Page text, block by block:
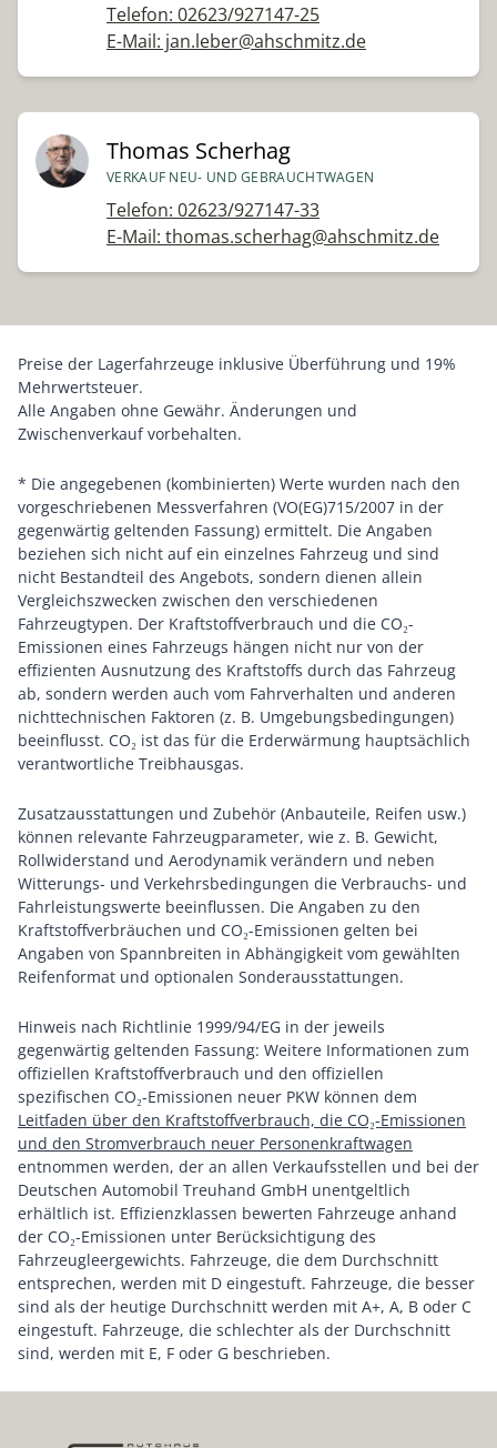
Telefon: 02623/927147-25
E-Mail: jan.leber@ahschmitz.de
Thomas Scherhag
VERKAUF NEU- UND GEBRAUCHTWAGEN
Telefon: 02623/927147-33
E-Mail: thomas.scherhag@ahschmitz.de
Preise der Lagerfahrzeuge inklusive Überführung und 19%
Mehrwertsteuer.
Alle Angaben ohne Gewähr. Änderungen und
Zwischenverkauf vorbehalten.
* Die angegebenen (kombinierten) Werte wurden nach den
vorgeschriebenen Messverfahren (VO(EG)715/2007 in der
gegenwärtig geltenden Fassung) ermittelt. Die Angaben
beziehen sich nicht auf ein einzelnes Fahrzeug und sind
nicht Bestandteil des Angebots, sondern dienen allein
Vergleichszwecken zwischen den verschiedenen
Fahrzeugtypen. Der Kraftstoffverbrauch und die CO₂-
Emissionen eines Fahrzeugs hängen nicht nur von der
effizienten Ausnutzung des Kraftstoffs durch das Fahrzeug
ab, sondern werden auch vom Fahrverhalten und anderen
nichttechnischen Faktoren (z. B. Umgebungsbedingungen)
beeinflusst. CO₂ ist das für die Erderwärmung hauptsächlich
verantwortliche Treibhausgas.
Zusatzausstattungen und Zubehör (Anbauteile, Reifen usw.)
können relevante Fahrzeugparameter, wie z. B. Gewicht,
Rollwiderstand und Aerodynamik verändern und neben
Witterungs- und Verkehrsbedingungen die Verbrauchs- und
Fahrleistungswerte beeinflussen. Die Angaben zu den
Kraftstoffverbräuchen und CO₂-Emissionen gelten bei
Angaben von Spannbreiten in Abhängigkeit vom gewählten
Reifenformat und optionalen Sonderausstattungen.
Hinweis nach Richtlinie 1999/94/EG in der jeweils
gegenwärtig geltenden Fassung: Weitere Informationen zum
offiziellen Kraftstoffverbrauch und den offiziellen
spezifischen CO₂-Emissionen neuer PKW können dem
Leitfaden über den Kraftstoffverbrauch, die CO₂-Emissionen
und den Stromverbrauch neuer Personenkraftwagen
entnommen werden, der an allen Verkaufsstellen und bei der
Deutschen Automobil Treuhand GmbH unentgeltlich
erhältlich ist. Effizienzklassen bewerten Fahrzeuge anhand
der CO₂-Emissionen unter Berücksichtigung des
Fahrzeugleergewichts. Fahrzeuge, die dem Durchschnitt
entsprechen, werden mit D eingestuft. Fahrzeuge, die besser
sind als der heutige Durchschnitt werden mit A+, A, B oder C
eingestuft. Fahrzeuge, die schlechter als der Durchschnitt
sind, werden mit E, F oder G beschrieben.